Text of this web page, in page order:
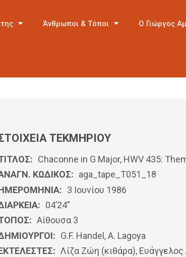
Άνθρωποι & Τόποι Ο Γιώργος
ΤΕΚΜΗΡΙΟΥ
Chaconne in G Major, HWV 435:
ΚΩΔΙΚΟΣ: aga_tape_T051_18
3 Ιουνίου 1986
04’24”
Αίθουσα 3
G.F. Handel, A. Lagoya
Λίζα Ζώη (κιθάρα),